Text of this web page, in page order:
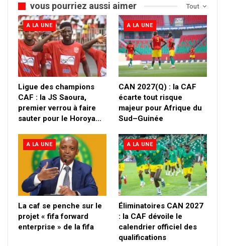
Tout
vous pourriez aussi aimer
A LA UNE
Ligue des champions
CAF : la JS Saoura,
premier verrou à faire
sauter pour le Horoya…
A LA UNE
CAN 2027(Q) : la CAF
écarte tout risque
majeur pour Afrique du
Sud–Guinée
A LA UNE
La caf se penche sur le
projet « fifa forward
enterprise » de la fifa
A LA UNE
Éliminatoires CAN 2027
: la CAF dévoile le
calendrier officiel des
qualifications